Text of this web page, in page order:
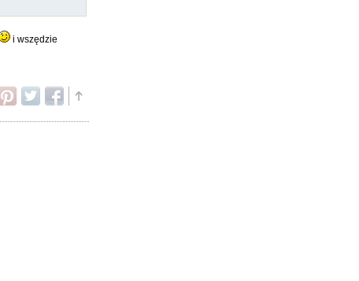
i wszędzie